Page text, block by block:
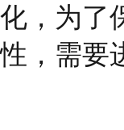
化，为了
性，需要